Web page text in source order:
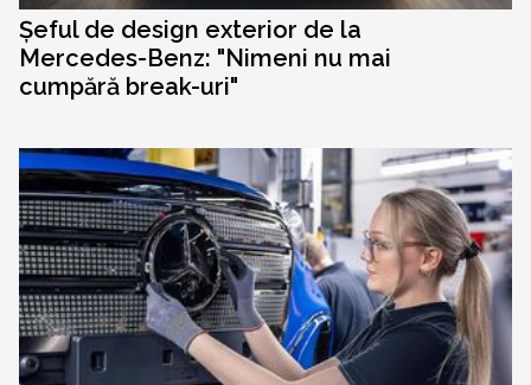
Șeful de design exterior de la
Mercedes-Benz: "Nimeni nu mai
cumpără break-uri"